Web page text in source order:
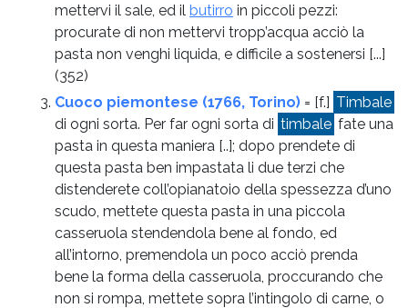
mettervi il sale, ed il butirro in piccoli pezzi:
procurate di non mettervi tropp’acqua acciò la
pasta non venghi liquida, e difficile a sostenersi [...]
(352)
Cuoco piemontese (1766, Torino) = [f.] Timbale
di ogni sorta. Per far ogni sorta di timbale fate una
pasta in questa maniera [..]; dopo prendete di
questa pasta ben impastata li due terzi che
distenderete coll’opianatoio della spessezza d’uno
scudo, mettete questa pasta in una piccola
casseruola stendendola bene al fondo, ed
all’intorno, premendola un poco acciò prenda
bene la forma della casseruola, proccurando che
non si rompa, mettete sopra l’intingolo di carne, o